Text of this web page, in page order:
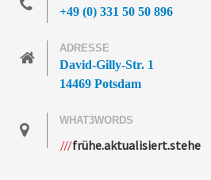
+49 (0) 331 50 50 896
ADRESSE
David-Gilly-Str. 1
14469 Potsdam
WHAT3WORDS
frühe.aktualisiert.stehe